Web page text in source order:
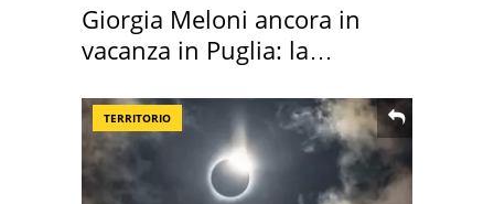
Giorgia Meloni ancora in
vacanza in Puglia: la
TERRITORIO